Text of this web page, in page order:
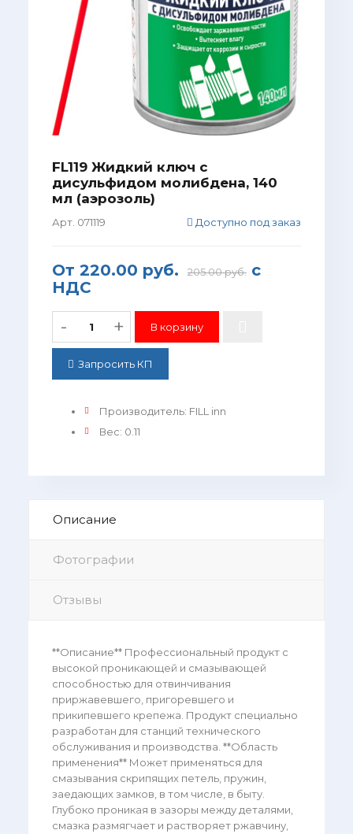
FL119 Жидкий ключ с
дисульфидом молибдена, 140
мл (аэрозоль)
Арт. 071119 Доступно под заказ
От 220.00 руб. 205.00 руб.с
НДС
- +
Запросить КП
Производитель: FILL inn
Вес: 0.11
Описание
Фотографии
Отзывы
**Описание** Профессиональный продукт с
высокой проникающей и смазывающей
способностью для отвинчивания
приржавевшего, пригоревшего и
прикипевшего крепежа. Продукт специально
разработан для станций технического
обслуживания и производства. **Область
применения** Может применяться для
смазывания скрипящих петель, пружин,
заедающих замков, в том числе, в быту.
Глубоко проникая в зазоры между деталями,
смазка размягчает и растворяет ржавчину,